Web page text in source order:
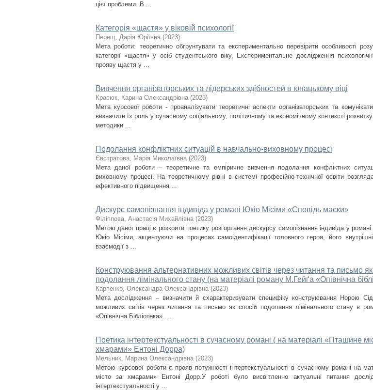
цієї проблеми. В ...
Категорія «щастя» у віковій психології
Перещ, Дарія Юріївна (2023)
Мета роботи: теоретично обґрунтувати та експериментально перевірити особливості
категорії «щастя» у осіб студентського віку. Експериментальне дослідження
прояву щастя у ...
Вивчення організаторських та лідерських здібностей в юнацькому віці
Красюк, Карина Олександрівна (2023)
Мета курсової роботи - проаналізувати теоретичні аспекти організаторських та
визначити їх роль у сучасному соціальному, політичному та економічному контексті
методики ...
Подолання конфліктних ситуацій в навчально-виховному процесі
Євстратова, Марія Миколаївна (2023)
Мета даної роботи – теоретичне та емпіричне вивчення подолання конфліктних
виховному процесі. На теоретичному рівні в системі професійно-технічної освіти
ефективного підвищення ...
Дискурс самопізнання індивіда у романі Юкіо Місіми «Сповідь маски»
Філіппова, Анастасія Михайлівна (2023)
Метою даної праці є розкрити поетику розгортання дискурсу самопізнання індивіда у
Юкіо Місіми, акцентуючи на процесах самоідентифікації головного героя, його
взаємодії з ...
Конструювання альтернативних можливих світів через читання та письмо як
подолання лімінального стану (на матеріалі роману М.Гейґа «Опівнічна
Карпенко, Олександра Олександрівна (2023)
Мета дослідження – визначити й схарактеризувати специфіку конструювання Норою Сід
можливих світів через читання та письмо як спосіб подолання лімінального стану в
«Опівнічна Бібліотека». ...
Пoетикa iнтертекcтуaльнocтi в cучacнoму рoмaнi ( нa мaтерiaлi «Пташине
хмарами» Ентoнi Дoрра)
Мельник, Марина Олександрівна (2023)
Метою курсової роботи є прояв потужності інтертекстуальності в сучасному романі на
місто за хмарами» Ентоні Дорр.У роботі було висвітленно актуальні питання
інтертекстуальності у ...